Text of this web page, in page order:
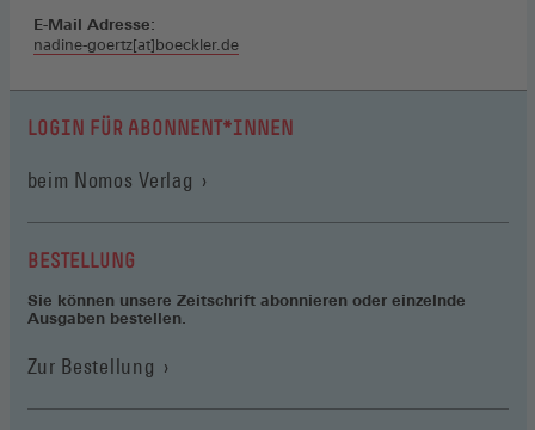
E-Mail Adresse:
nadine-goertz[at]boeckler.de
LOGIN FÜR ABONNENT*INNEN
beim Nomos Verlag (Öffnet
einem
BESTELLUNG
Sie können unsere Zeitschrift abonnieren oder einzelnde
Ausgaben bestellen.
Zur Bestellung